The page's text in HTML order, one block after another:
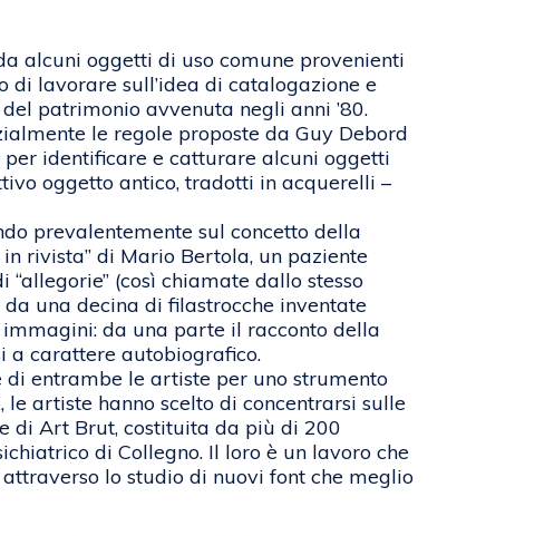
alcuni oggetti di uso comune provenienti
di lavorare sull’idea di catalogazione e
patrimonio avvenuta negli anni ’80.
le regole proposte da Guy Debord
identificare e catturare alcuni oggetti
oggetto antico, tradotti in acquerelli –
prevalentemente sul concetto della
rivista” di Mario Bertola, un paziente
(così chiamate dallo stesso
una decina di filastrocche inventate
immagini: da una parte il racconto della
a carattere autobiografico.
di entrambe le artiste per uno strumento
artiste hanno scelto di concentrarsi sulle
di Art Brut, costituita da più di 200
di Collegno. Il loro è un lavoro che
lo studio di nuovi font che meglio